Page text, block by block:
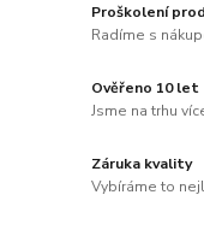
Proškolení
Radíme s
Ověřeno 10 let
Jsme na trhu
Záruka kvality
Vybíráme to